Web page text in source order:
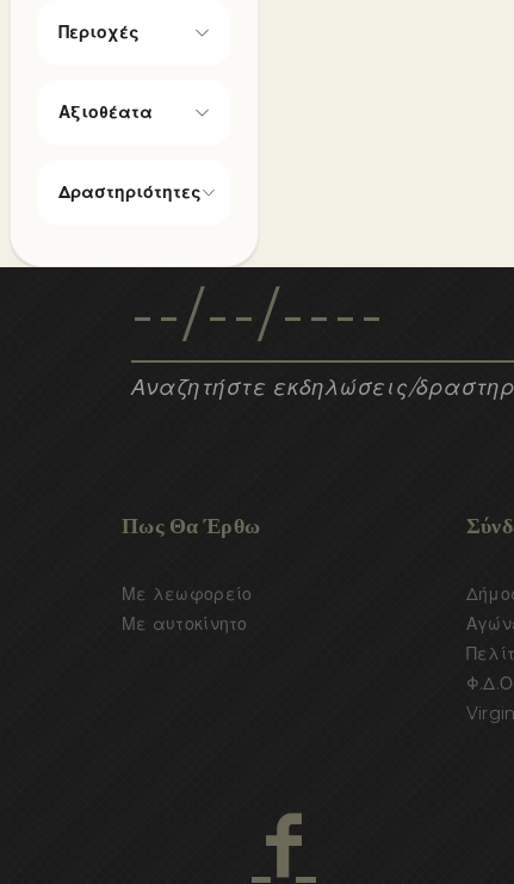
Περιοχές
Αξιοθέατα
Δραστηριότητες
Αναζητήστε εκδηλώσεις/
Πως Θα Έρθω
Με λεωφορείο
Με αυτοκίνητο